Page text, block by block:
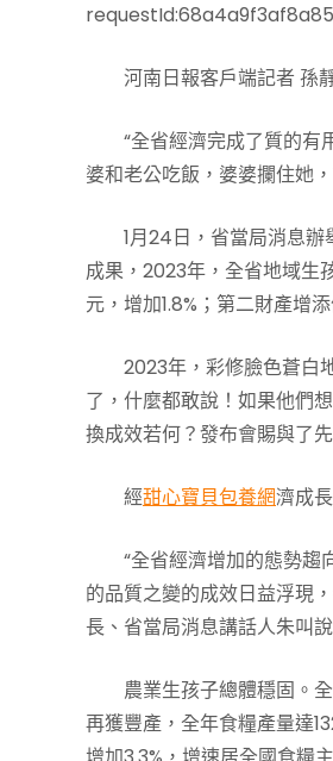
河南日報客戶端記者 孫
“全省經濟完成了質的有
婆和老公吃飯，婆婆攔住她
1月24日，省當局消息
成果，2023年，全省地域生
元，增加1.8%；第二財產增
2023年，彩修臉色蒼白
了，什麼都敢說！如果他們
換成效若何？發布會賜與了
經甜心寶貝包養網濟成
“全省經濟增加的態勢趨
的品質之變的成效日益浮現
長、省當局消息講話人朱叫說
農業生孩子總體穩固。
再獲豐產，全年食糧產量達